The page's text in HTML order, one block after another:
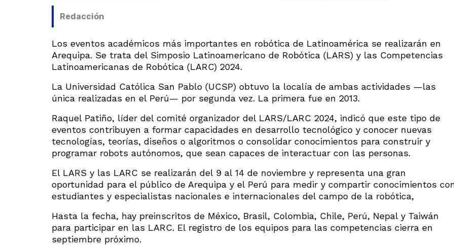
Redacción
Los eventos académicos más importantes en robótica de Latinoamérica se realizarán en
Arequipa. Se trata del Simposio Latinoamericano de Robótica (LARS) y las Competencias
Latinoamericanas de Robótica (LARC) 2024.
La Universidad Católica San Pablo (UCSP) obtuvo la localía de ambas actividades —las
única realizadas en el Perú— por segunda vez. La primera fue en 2013.
Raquel Patiño, líder del comité organizador del LARS/LARC 2024, indicó que este tipo de
eventos contribuyen a formar capacidades en desarrollo tecnológico y conocer nuevas
tecnologías, teorías, diseños o algoritmos o consolidar conocimientos para construir y
programar robots autónomos, que sean capaces de interactuar con las personas.
El LARS y las LARC se realizarán del 9 al 14 de noviembre y representa una gran
oportunidad para el público de Arequipa y el Perú para medir y compartir conocimientos
estudiantes y especialistas nacionales e internacionales del campo de la robótica,
Hasta la fecha, hay preinscritos de México, Brasil, Colombia, Chile, Perú, Nepal y Taiwán
para participar en las LARC. El registro de los equipos para las competencias cierra en
septiembre próximo.